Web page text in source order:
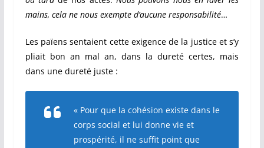
mains, cela ne nous exempte d’aucune responsabilité…
Les païens sentaient cette exigence de la justice et s’y
pliait bon an mal an, dans la dureté certes, mais
dans une dureté juste :
« Pour que la cohésion existe dans le
corps social et lui donne vie et
prospérité, il ne suffit point que